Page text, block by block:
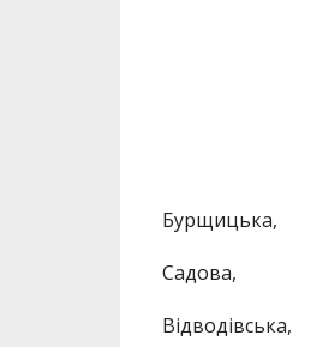
Бурщицька,
Садова,
Відводівська,